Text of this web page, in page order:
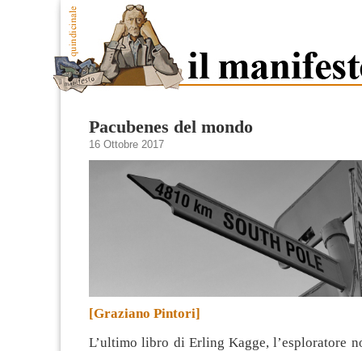
Pacubenes del mondo
16 Ottobre 2017
[Graziano Pintori]
L’ultimo libro di Erling Kagge, l’esploratore